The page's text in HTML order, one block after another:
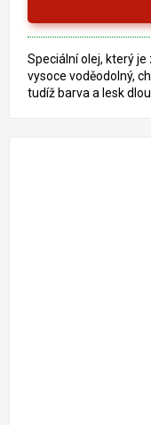
Speciální olej, který
vysoce voděodolný,
tudíž barva a lesk